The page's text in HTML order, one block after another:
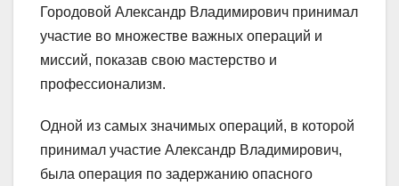
Городовой Александр Владимирович принимал
участие во множестве важных операций и
миссий, показав свою мастерство и
профессионализм.
Одной из самых значимых операций, в которой
принимал участие Александр Владимирович,
была операция по задержанию опасного